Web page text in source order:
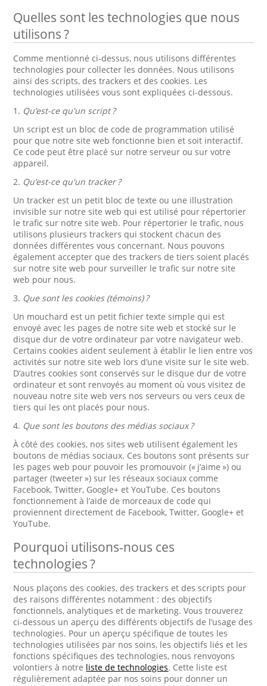
Quelles sont les technologies que nous
utilisons ?
Comme mentionné ci-dessus, nous utilisons différentes
technologies pour collecter les données. Nous utilisons
ainsi des scripts, des trackers et des cookies. Les
technologies utilisées vous sont expliquées ci-dessous.
1. Qu’est-ce qu'un script ?
Un script est un bloc de code de programmation utilisé
pour que notre site web fonctionne bien et soit interactif.
Ce code peut être placé sur notre serveur ou sur votre
appareil.
2. Qu’est-ce qu'un tracker ?
Un tracker est un petit bloc de texte ou une illustration
invisible sur notre site web qui est utilisé pour répertorier
le trafic sur notre site web. Pour répertorier le trafic, nous
utilisons plusieurs trackers qui stockent chacun des
données différentes vous concernant. Nous pouvons
également accepter que des trackers de tiers soient placés
sur notre site web pour surveiller le trafic sur notre site
web pour nous.
3. Que sont les cookies (témoins) ?
Un mouchard est un petit fichier texte simple qui est
envoyé avec les pages de notre site web et stocké sur le
disque dur de votre ordinateur par votre navigateur web.
Certains cookies aident seulement à établir le lien entre vos
activités sur notre site web lors d’une visite sur le site web.
D’autres cookies sont conservés sur le disque dur de votre
ordinateur et sont renvoyés au moment où vous visitez de
nouveau notre site web vers nos serveurs ou vers ceux de
tiers qui les ont placés pour nous.
4. Que sont les boutons des médias sociaux ?
À côté des cookies, nos sites web utilisent également les
boutons de médias sociaux. Ces boutons sont présents sur
les pages web pour pouvoir les promouvoir (« j’aime ») ou
partager (tweeter ») sur les réseaux sociaux comme
Facebook, Twitter, Google+ et YouTube. Ces boutons
fonctionnement à l’aide de morceaux de code qui
proviennent directement de Facebook, Twitter, Google+ et
YouTube.
Pourquoi utilisons-nous ces
technologies ?
Nous plaçons des cookies, des trackers et des scripts pour
des raisons différentes notamment : des objectifs
fonctionnels, analytiques et de marketing. Vous trouverez
ci-dessous un aperçu des différents objectifs de l’usage des
technologies. Pour un aperçu spécifique de toutes les
technologies utilisées par nos soins, les objectifs liés et les
fonctions spécifiques des technologies, nous renvoyons
volontiers à notre liste de technologies. Cette liste est
régulièrement adaptée par nos soins pour donner un